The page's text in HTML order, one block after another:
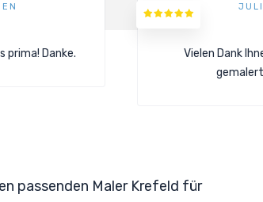
prima! Danke.
Vielen Dank
passenden Maler Krefeld für